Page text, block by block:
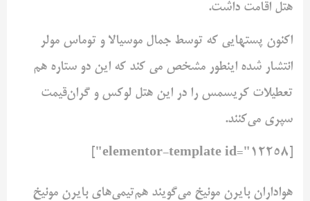
‌هتل اقامت داشت.‌
اکنون پستهایی که توسط جمال موسیالا و توماس مولر
انتشار شده اینطور مشخص می کند ‌که این دو ستاره هم
تعطیلات کریسمس را در این هتل لوکس و گران‌قیمت
سپری ‌می‌کنند. ‌
هواداران بایرن مونیخ می‌گویند هم‌تیمی‌های بایرن مونیخ